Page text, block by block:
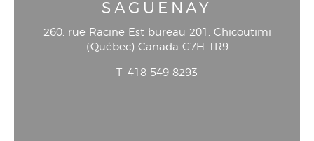
SAGUENAY
260, rue Racine Est bureau 201 , Chicoutimi
(Québec) Canada G7H 1R9
T 418-549-8293